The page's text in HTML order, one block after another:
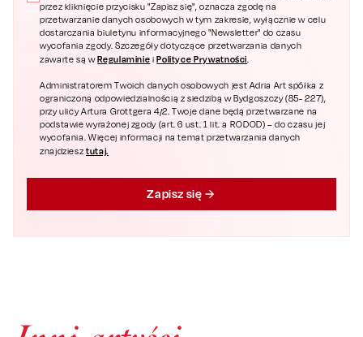
przez kliknięcie przycisku "Zapisz się", oznacza zgodę na
przetwarzanie danych osobowych w tym zakresie, wyłącznie w celu
dostarczania biuletynu informacyjnego "Newsletter" do czasu
wycofania zgody. Szczegóły dotyczące przetwarzania danych
zawarte są wRegulaminie iPolityce Prywatności.
Administratorem Twoich danych osobowych jest Adria Art spółka z
ograniczoną odpowiedzialnością z siedzibą w Bydgoszczy (85- 227),
przy ulicy Artura Grottgera 4/2. Twoje dane będą przetwarzane na
podstawie wyrażonej zgody (art. 6 ust. 1 lit. a RODOD) – do czasu jej
wycofania. Więcej informacji na temat przetwarzania danych
znajdziesztutaj.
Zapisz się